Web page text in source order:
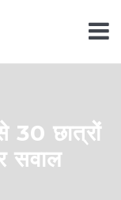
30 छात्रों
सवाल